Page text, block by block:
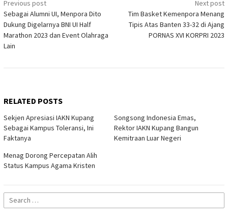
Post
navigation
Previous post
Sebagai Alumni UI, Menpora Dito
Dukung Digelarnya BNI UI Half
Marathon 2023 dan Event Olahraga
Lain
Next post
Tim Basket Kemenpora Menang
Tipis Atas Banten 33-32 di Ajang
PORNAS XVI KORPRI 2023
RELATED POSTS
Sekjen Apresiasi IAKN Kupang
Sebagai Kampus Toleransi, Ini
Faktanya
Songsong Indonesia Emas,
Rektor IAKN Kupang Bangun
Kemitraan Luar Negeri
Menag Dorong Percepatan Alih
Status Kampus Agama Kristen
Search
for: